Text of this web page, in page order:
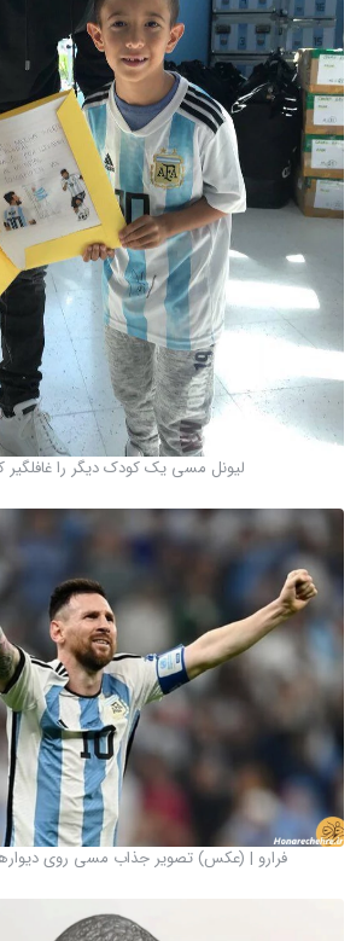
لیونل مسی یک کودک دیگر را
فرارو | (عکس) تصویر جذاب مسی روی